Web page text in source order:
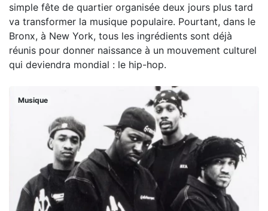
simple fête de quartier organisée deux jours plus tard
va transformer la musique populaire. Pourtant, dans le
Bronx, à New York, tous les ingrédients sont déjà
réunis pour donner naissance à un mouvement culturel
qui deviendra mondial : le hip-hop.
Musique